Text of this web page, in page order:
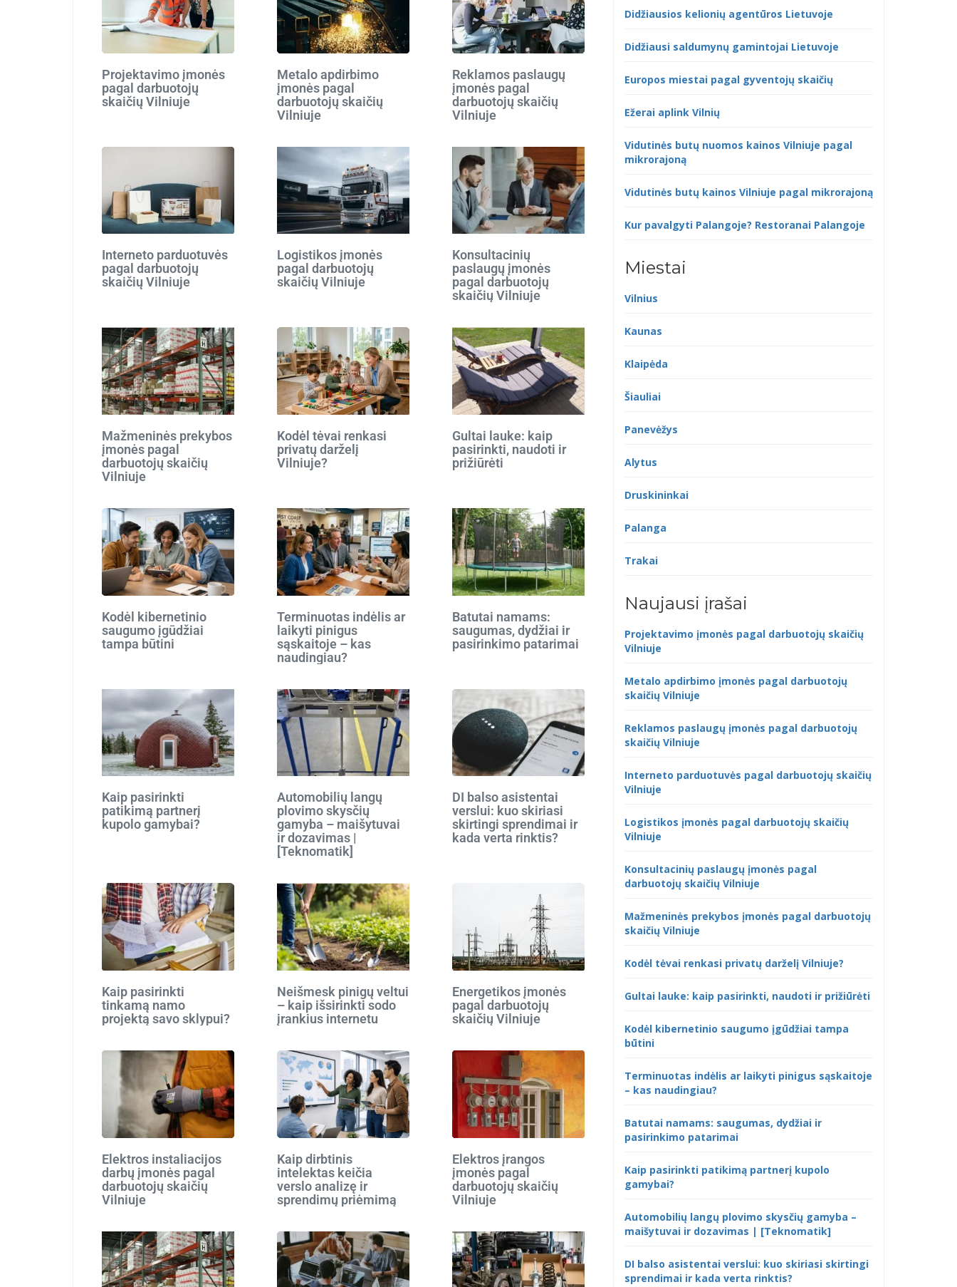
Projektavimo įmonės
pagal darbuotojų
skaičių Vilniuje
Metalo apdirbimo
įmonės pagal
darbuotojų skaičių
Vilniuje
Reklamos paslaugų
įmonės pagal
darbuotojų skaičių
Vilniuje
Interneto parduotuvės
pagal darbuotojų
skaičių Vilniuje
Logistikos įmonės
pagal darbuotojų
skaičių Vilniuje
Konsultacinių
paslaugų įmonės
pagal darbuotojų
skaičių Vilniuje
Mažmeninės prekybos
įmonės pagal
darbuotojų skaičių
Vilniuje
Kodėl tėvai renkasi
privatų darželį
Vilniuje?
Gultai lauke: kaip
pasirinkti, naudoti ir
prižiūrėti
Kodėl kibernetinio
saugumo įgūdžiai
tampa būtini
Terminuotas indėlis ar
laikyti pinigus
sąskaitoje – kas
naudingiau?
Batutai namams:
saugumas, dydžiai ir
pasirinkimo patarimai
Kaip pasirinkti
patikimą partnerį
kupolo gamybai?
Automobilių langų
plovimo skysčių
gamyba – maišytuvai
ir dozavimas |
[Teknomatik]
DI balso asistentai
verslui: kuo skiriasi
skirtingi sprendimai ir
kada verta rinktis?
Kaip pasirinkti
tinkamą namo
projektą savo sklypui?
Neišmesk pinigų veltui
– kaip išsirinkti sodo
įrankius internetu
Energetikos įmonės
pagal darbuotojų
skaičių Vilniuje
Elektros instaliacijos
darbų įmonės pagal
darbuotojų skaičių
Vilniuje
Kaip dirbtinis
intelektas keičia
verslo analizę ir
sprendimų priėmimą
Elektros įrangos
įmonės pagal
darbuotojų skaičių
Vilniuje
Didžiausios kelionių agentūros Lietuvoje
Didžiausi saldumynų gamintojai Lietuvoje
Europos miestai pagal gyventojų skaičių
Ežerai aplink Vilnių
Vidutinės butų nuomos kainos Vilniuje pagal
mikrorajoną
Vidutinės butų kainos Vilniuje pagal mikrorajoną
Kur pavalgyti Palangoje? Restoranai Palangoje
Miestai
Vilnius
Kaunas
Klaipėda
Šiauliai
Panevėžys
Alytus
Druskininkai
Palanga
Trakai
Naujausi įrašai
Projektavimo įmonės pagal darbuotojų skaičių
Vilniuje
Metalo apdirbimo įmonės pagal darbuotojų
skaičių Vilniuje
Reklamos paslaugų įmonės pagal darbuotojų
skaičių Vilniuje
Interneto parduotuvės pagal darbuotojų skaičių
Vilniuje
Logistikos įmonės pagal darbuotojų skaičių
Vilniuje
Konsultacinių paslaugų įmonės pagal
darbuotojų skaičių Vilniuje
Mažmeninės prekybos įmonės pagal darbuotojų
skaičių Vilniuje
Kodėl tėvai renkasi privatų darželį Vilniuje?
Gultai lauke: kaip pasirinkti, naudoti ir prižiūrėti
Kodėl kibernetinio saugumo įgūdžiai tampa
būtini
Terminuotas indėlis ar laikyti pinigus sąskaitoje
– kas naudingiau?
Batutai namams: saugumas, dydžiai ir
pasirinkimo patarimai
Kaip pasirinkti patikimą partnerį kupolo
gamybai?
Automobilių langų plovimo skysčių gamyba –
maišytuvai ir dozavimas | [Teknomatik]
DI balso asistentai verslui: kuo skiriasi skirtingi
sprendimai ir kada verta rinktis?